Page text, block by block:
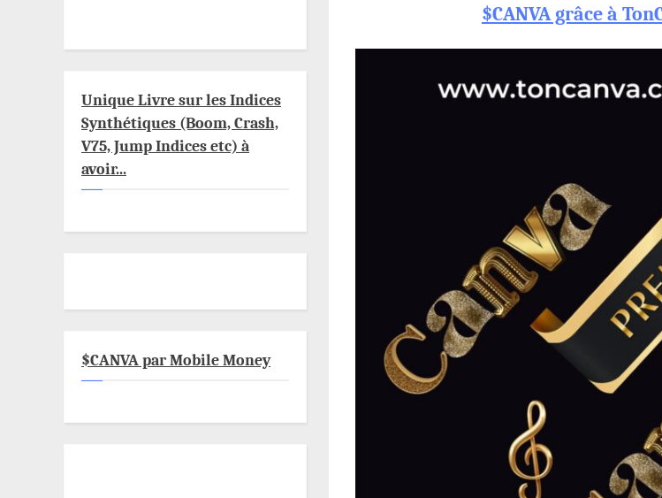
$CANVA grâce à
Unique Livre sur les Indices
Synthétiques (Boom, Crash,
V75, Jump Indices etc) à
avoir...
$CANVA par Mobile Money